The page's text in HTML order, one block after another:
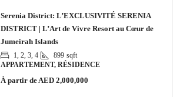
Serenia District: L’EXCLUSIVITÉ SERENIA
DISTRICT | L’Art de Vivre Resort au Cœur de
Jumeirah Islands
1, 2, 3, 4 899 sqft
APPARTEMENT, RÉSIDENCE
À partir de AED 2,000,000